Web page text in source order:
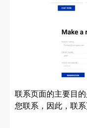
联系页面的主要目
您联系，因此，联系